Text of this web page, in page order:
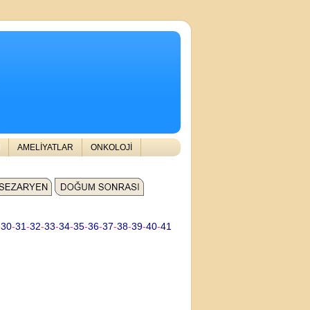
AMELİYATLAR ONKOLOJİ
30-31 -32-33-34-35-36-37-38-39-40-41